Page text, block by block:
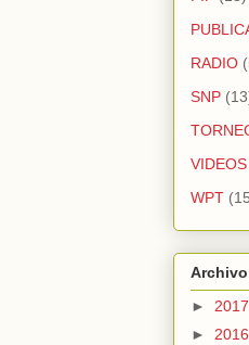
RADIO
SNP
VIDEOS
WPT
► 2017
► 2016